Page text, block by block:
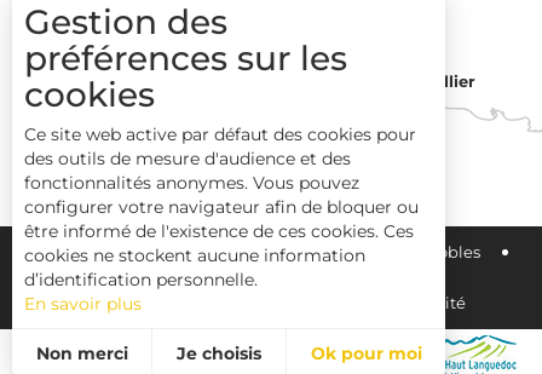
Montpellier
Perpignan
Plan du site Pays Haut Languedoc et Vignobles
Mentions légales Déclaration d'accessibilité
Gestion des
préférences sur les
cookies
Ce site web active par défaut des cookies pour
des outils de mesure d'audience et des
fonctionnalités anonymes. Vous pouvez
configurer votre navigateur afin de bloquer ou
être informé de l'existence de ces cookies. Ces
cookies ne stockent aucune information
d’identification personnelle.
En savoir plus
Non merci Je choisis Ok pour moi